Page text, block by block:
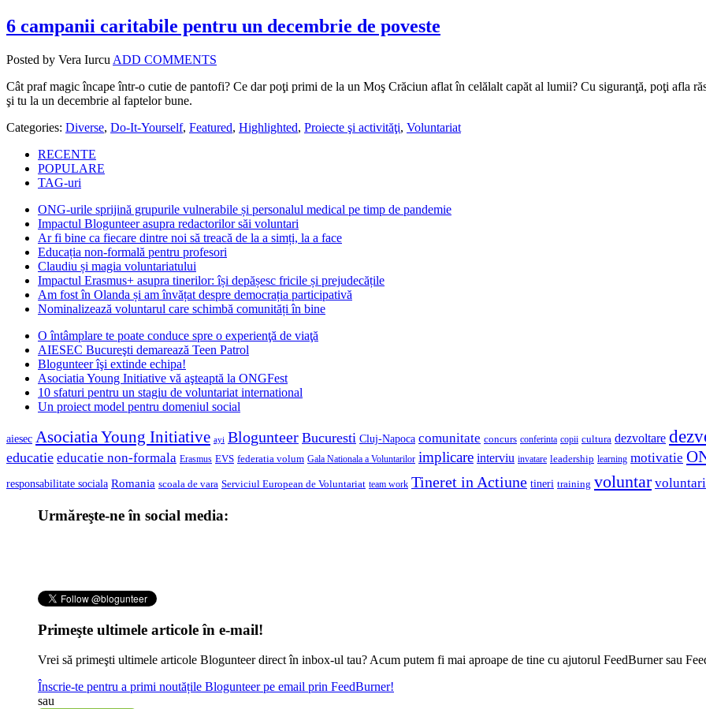
6 campanii caritabile pentru un decembrie de poveste
Posted by Vera Iurcu ADD COMMENTS
Cât praf magic încape într-o cutie de pantofi? Ce dar poţi primi de la un Moş Crăciun aflat în celălalt capăt al lumii? Cu siguranţă, poţi afla
şi tu la un decembrie al faptelor bune.
Categories: Diverse, Do-It-Yourself, Featured, Highlighted, Proiecte şi activităţi, Voluntariat
RECENTE
POPULARE
TAG-uri
ONG-urile sprijină grupurile vulnerabile și personalul medical pe timp de pandemie
Impactul Blogunteer asupra redactorilor săi voluntari
Ar fi bine ca fiecare dintre noi să treacă de la a simți, la a face
Educația non-formală pentru profesori
Claudiu și magia voluntariatului
Impactul Erasmus+ asupra tinerilor: își depășesc fricile și prejudecățile
Am fost în Olanda și am învățat despre democrația participativă
Nominalizează voluntarul care schimbă comunități în bine
O întâmplare te poate conduce spre o experienţă de viaţă
AIESEC Bucureşti demarează Teen Patrol
Blogunteer îşi extinde echipa!
Asociatia Young Initiative vă aşteaptă la ONGFest
10 sfaturi pentru un stagiu de voluntariat international
Un proiect model pentru domeniul social
aiesec Asociatia Young Initiative ayi Blogunteer Bucuresti Cluj-Napoca comunitate concurs conferinta copii cultura dezvoltare
educatie educatie non-formala Erasmus EVS federatia volum Gala Nationala a Voluntarilor implicare interviu invatare leadership learning motivatie
responsabilitate sociala Romania scoala de vara Serviciul European de Voluntariat team work Tineret in Actiune tineri training voluntar voluntari
Urmăreşte-ne în social media:
Primeşte ultimele articole în e-mail!
Vrei să primeşti ultimele articole Blogunteer direct în inbox-ul tau? Acum putem fi mai aproape de tine cu ajutorul FeedBurner sau
Înscrie-te pentru a primi noutățile Blogunteer pe email prin FeedBurner!
sau